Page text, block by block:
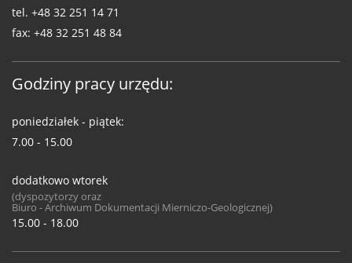
tel. +48 32 251 14 71
fax: +48 32 251 48 84
Godziny pracy urzędu:
poniedziałek - piątek:
7.00 - 15.00
dodatkowo wtorek
(dyspozytorzy oraz
Biuro - Archiwum Dokumentacji Mierniczo-Geologicznej)
15.00 - 18.00